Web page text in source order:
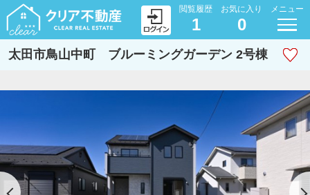
閲覧履歴
1
お気に入り
0
メニュー
太田市鳥山中町 ブルーミングガーデン 2号棟